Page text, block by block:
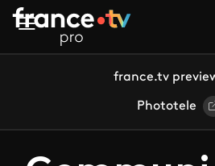
Aller au contenu principal
france.tv
Phototele